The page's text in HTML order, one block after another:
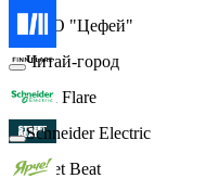
ООО "Цефей"
Finn Flare
Street Beat
Читай-город
Schneider Electric